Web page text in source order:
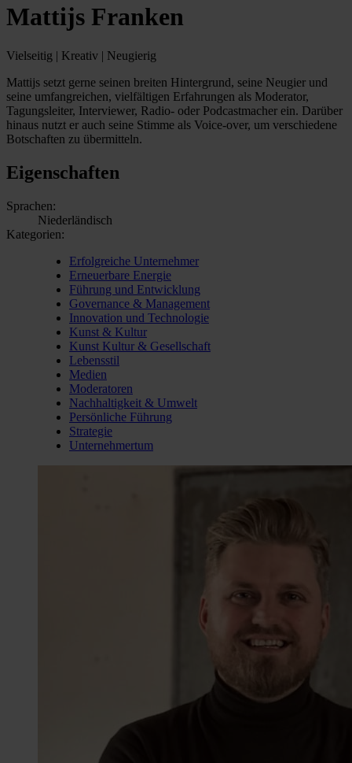
Mattijs Franken
Vielseitig | Kreativ | Neugierig
Mattijs setzt gerne seinen breiten Hintergrund, seine Neugier und
seine umfangreichen, vielfältigen Erfahrungen als Moderator,
Tagungsleiter, Interviewer, Radio- oder Podcastmacher ein. Darüber
hinaus nutzt er auch seine Stimme als Voice-over, um verschiedene
Botschaften zu übermitteln.
Eigenschaften
Sprachen:
Niederländisch
Kategorien:
Erfolgreiche Unternehmer
Erneuerbare Energie
Führung und Entwicklung
Governance & Management
Innovation und Technologie
Kunst & Kultur
Kunst Kultur & Gesellschaft
Lebensstil
Medien
Moderatoren
Nachhaltigkeit & Umwelt
Persönliche Führung
Strategie
Unternehmertum